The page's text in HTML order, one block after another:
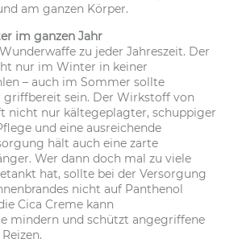
am ganzen Körper.
im ganzen Jahr
zu jeder Jahreszeit. Der
nur im Winter in keiner
– auch im Sommer sollte
sein. Der Wirkstoff von
nicht nur kältegeplagter, schuppiger
und eine ausreichende
hält auch eine zarte
Wer dann doch mal zu viele
hat, sollte bei der Versorgung
nicht auf Panthenol
Cica Creme kann
mindern und schützt angegriffene